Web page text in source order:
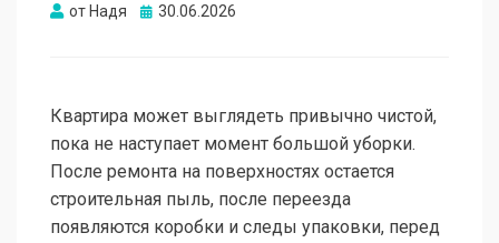
от Надя Опубликовано
30.06.2026
Квартира может выглядеть привычно чистой,
пока не наступает момент большой уборки.
После ремонта на поверхностях остается
строительная пыль, после переезда
появляются коробки и следы упаковки, перед